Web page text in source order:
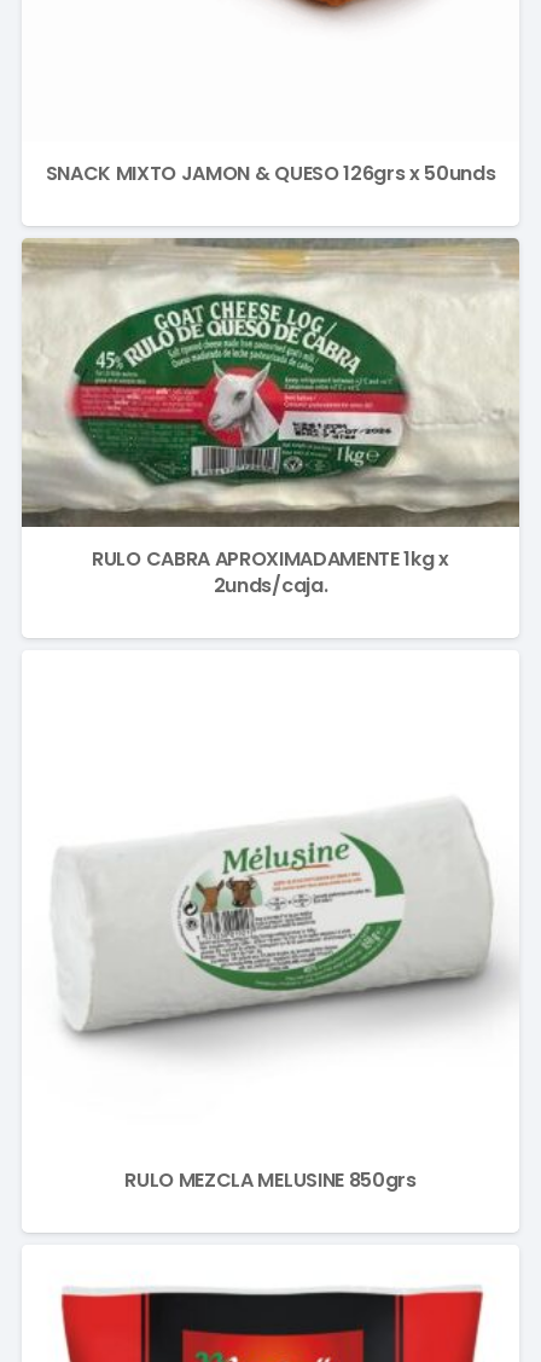
SNACK MIXTO JAMON & QUESO 126grs x 50unds
RULO CABRA APROXIMADAMENTE 1kg x
2unds/caja.
RULO MEZCLA MELUSINE 850grs